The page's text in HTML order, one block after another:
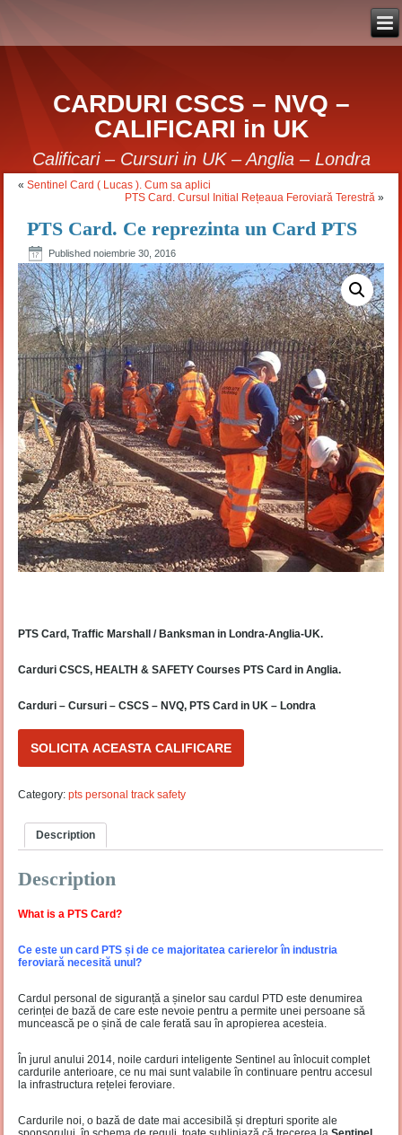
CARDURI CSCS – NVQ –
CALIFICARI in UK
Calificari – Cursuri in UK – Anglia – Londra
«Sentinel Card ( Lucas ). Cum sa aplici
PTS Card. Cursul Initial Rețeaua Feroviară Terestră»
PTS Card. Ce reprezinta un Card PTS
Published noiembrie 30, 2016
PTS Card, Traffic Marshall / Banksman in Londra-Anglia-UK.
Carduri CSCS, HEALTH & SAFETY Courses PTS Card in Anglia.
Carduri – Cursuri – CSCS – NVQ, PTS Card in UK – Londra
SOLICITA ACEASTA CALIFICARE
Category:pts personal track safety
Description
Description
What is a PTS Card?
Ce este un card PTSși de ce majoritatea carierelor în industria
feroviară necesită unul?
Cardul personal de siguranță a șinelor sau cardul PTD este denumirea
cerinței de bază de care este nevoie pentru a permite unei persoane să
muncească pe o șină de cale ferată sau în apropierea acesteia.
În jurul anului 2014, noile carduri inteligente Sentinel au înlocuit complet
cardurile anterioare, ce nu mai sunt valabile în continuare pentru accesul
la infrastructura rețelei feroviare.
Cardurile noi, o bază de date mai accesibilă și drepturi sporite ale